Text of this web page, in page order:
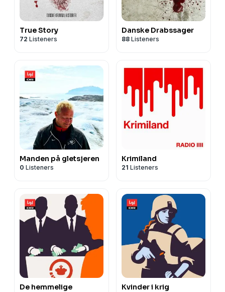
True Story
72 Listeners
Danske Drabssager
88 Listeners
Manden på gletsjeren
0 Listeners
Krimiland
21 Listeners
De hemmelige Kvinder i krig